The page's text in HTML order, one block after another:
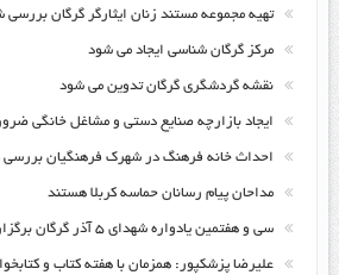
تهیه مجموعه مستند زنان ایثارگر گرگان بررسی
مرکز گرگان شناسی ایجاد می شود
نقشه گردشگری گرگان تدوین می شود
ایجاد بازارچه صنایع دستی و مشاغل خانگی
احداث خانه فرهنگ در شهرک فرهنگیان
مداحان پیام رسانان حماسه کربلا هستند
سی و هفتمین یادواره شهدای ۵ آذر گرگان برگزار شد
علیرضا پزشکپور: همزمان با هفته کتاب و